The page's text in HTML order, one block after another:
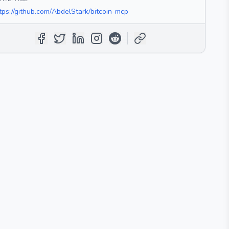
github.com/AbdelStark/bitcoin-mcp